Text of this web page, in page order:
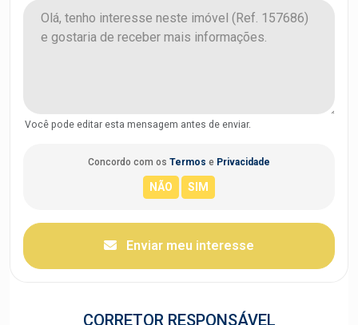
Você pode editar esta mensagem antes de enviar.
Concordo com os Termos e Privacidade
Enviar meu interesse
CORRETOR RESPONSÁVEL